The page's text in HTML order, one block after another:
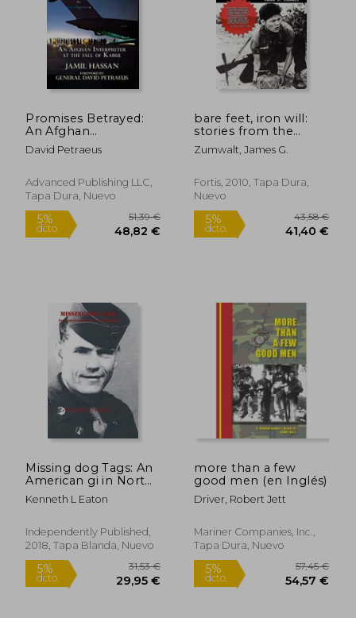
31,28 €
5%
dcto.
89,51 € 5%
dcto.
Promises Betrayed:
An Afghan
Interpreter at the Fall
of Kabul (en Inglés)
David Petraeus
Advanced Publishing LLC,
Tapa Dura, Nuevo
bare feet, iron will:
stories from the
other side of
vietnam's battlefields
Zumwalt, James G.
Fortis, 2010, Tapa Dura,
Nuevo
Missing dog Tags: An
American gi in North
Korea (en Inglés)
Kenneth L Eaton
Independently Published,
2018, Tapa Blanda, Nuevo
more than a few
good men (en Inglés)
Driver, Robert Jett
Mariner Companies, Inc.,
Tapa Dura, Nuevo